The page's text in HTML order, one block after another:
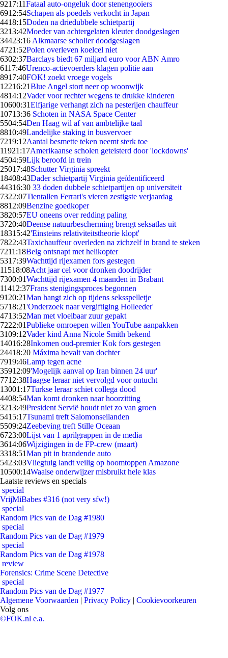
9217:11Fataal auto-ongeluk door stenengooiers
6912:54Schapen als poedels verkocht in Japan
4418:15Doden na driedubbele schietpartij
3213:42Moeder van achtergelaten kleuter doodgeslagen
34423:16 Alkmaarse scholier doodgeslagen
4721:52Polen overleven koelcel niet
6302:37Barclays biedt 67 miljard euro voor ABN Amro
6117:46Urenco-actievoerders klagen politie aan
8917:40FOK! zoekt vroege vogels
12216:21Blue Angel stort neer op woonwijk
4814:12Vader voor rechter wegens te drukke kinderen
10600:31Elfjarige verhangt zich na pesterijen chauffeur
10713:36 Schoten in NASA Space Center
5504:54Den Haag wil af van ambtelijke taal
8810:49Landelijke staking in busvervoer
7219:12Aantal besmette teken neemt sterk toe
11921:17Amerikaanse scholen geteisterd door 'lockdowns'
4504:59Lijk beroofd in trein
25017:48Schutter Virginia spreekt
18408:43Dader schietpartij Virginia geïdentificeerd
44316:30 33 doden dubbele schietpartijen op universiteit
7322:07Tientallen Ferrari's vieren zestigste verjaardag
8812:09Benzine goedkoper
3820:57EU oneens over redding paling
3720:40Deense natuurbescherming brengt seksatlas uit
18315:42'Einsteins relativiteitstheorie klopt'
7822:43Taxichauffeur overleden na zichzelf in brand te steken
7211:18Belg ontsnapt met helikopter
5317:39Wachttijd rijexamen fors gestegen
11518:08Acht jaar cel voor dronken doodrijder
7300:01Wachttijd rijexamen 4 maanden in Brabant
11412:37Frans stenigingsproces begonnen
91 20:21Man hangt zich op tijdens seksspelletje
5718:21'Onderzoek naar vergiftiging Holleeder'
4713:52Man met vloeibaar zuur gepakt
7222:01Publieke omroepen willen YouTube aanpakken
3109:12Vader kind Anna Nicole Smith bekend
14016:28Inkomen oud-premier Kok fors gestegen
24418:20 Máxima bevalt van dochter
7919:46Lamp tegen acne
35912:09'Mogelijk aanval op Iran binnen 24 uur'
7712:38Haagse leraar niet vervolgd voor ontucht
13001:17Turkse leraar schiet collega dood
4408:54Man komt dronken naar hoorzitting
3213:49President Servië houdt niet zo van groen
5415:17Tsunami treft Salomonseilanden
5509:24Zeebeving treft Stille Oceaan
6723:00Lijst van 1 aprilgrappen in de media
3614:06Wijzigingen in de FP-crew (maart)
3318:51Man pit in brandende auto
5423:03Vliegtuig landt veilig op boomtoppen Amazone
10500:14Waalse onderwijzer misbruikt hele klas
Laatste reviews en specials
special
VrijMiBabes #316 (not very sfw!)
special
Random Pics van de Dag #1980
special
Random Pics van de Dag #1979
special
Random Pics van de Dag #1978
review
Forensics: Crime Scene Detective
special
Random Pics van de Dag #1977
Algemene Voorwaarden | Privacy Policy | Cookievoorkeuren
Volg ons
©FOK.nl e.a.